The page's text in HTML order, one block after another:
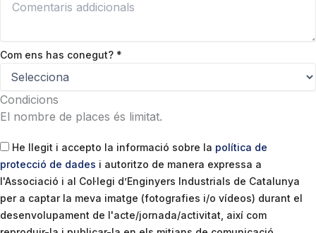
Com ens has conegut? *
Condicions
El nombre de places és limitat.
He llegit i accepto la informació sobre la política de
protecció de dades i autoritzo de manera expressa a
l'Associació i al Col·legi d’Enginyers Industrials de Catalunya
per a captar la meva imatge (fotografies i/o vídeos) durant el
desenvolupament de l'acte/jornada/activitat, així com